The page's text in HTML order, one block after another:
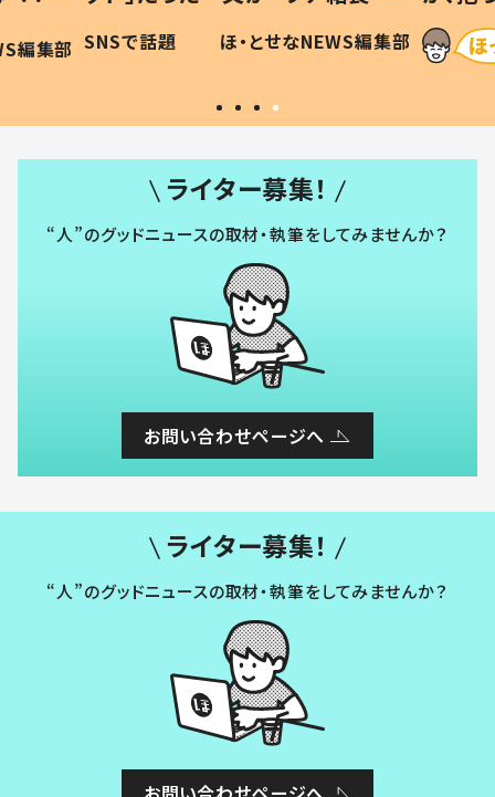
編集部
作り続ける理由とは #令和の親
#令和の子
SNSで話題 ほ・とせなNEWS編集部 「涙が
い」
ライター募集！
“人”のグッドニュースの取材・執筆をしてみませんか？
お問い合わせページへ
ライター募集！
“人”のグッドニュースの取材・執筆をしてみませんか？